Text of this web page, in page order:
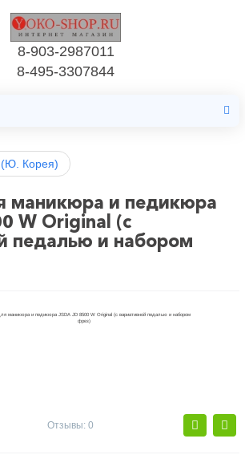
8-903-2987011
8-495-3307844
Корея)
маникюра и педикюра
W Original (с
педалью и набором
Отзывы: 0